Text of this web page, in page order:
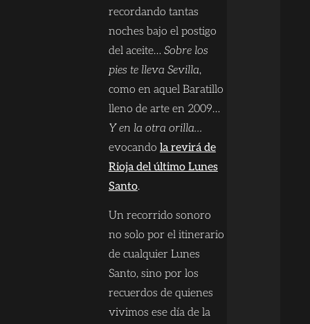
recordando tantas
noches bajo el postigo
del aceite… Sobre los
pies te lleva Sevilla,
como en aquel Baratillo
lleno de arte en 2009…
Y en la otra orilla…
evocando la revirá de
Rioja del último Lunes
Santo.
Un recorrido sonoro
no solo por el itinerario
de cualquier Lunes
Santo, sino por los
recuerdos de quienes
vivimos ese día de la